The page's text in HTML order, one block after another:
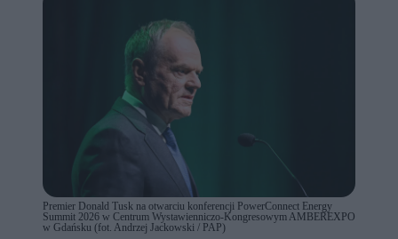
Premier Donald Tusk na otwarciu konferencji PowerConnect Energy
Summit 2026 w Centrum Wystawienniczo-Kongresowym AMBEREXPO
w Gdańsku (fot. Andrzej Jackowski / PAP)